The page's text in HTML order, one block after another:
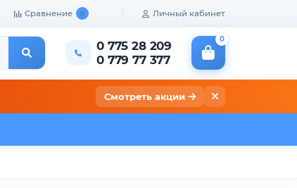
Сравнение 0 Личный кабинет
0 775 28 209
0 779 77 377
0
Смотреть акции